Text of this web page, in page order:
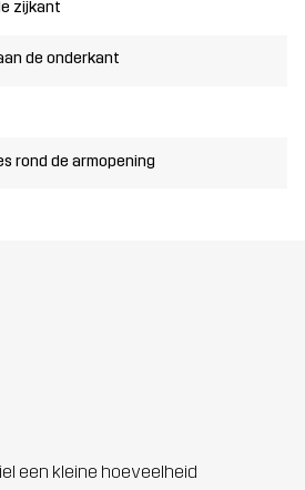
zijkant
de onderkant
rond de armopening
een kleine hoeveelheid